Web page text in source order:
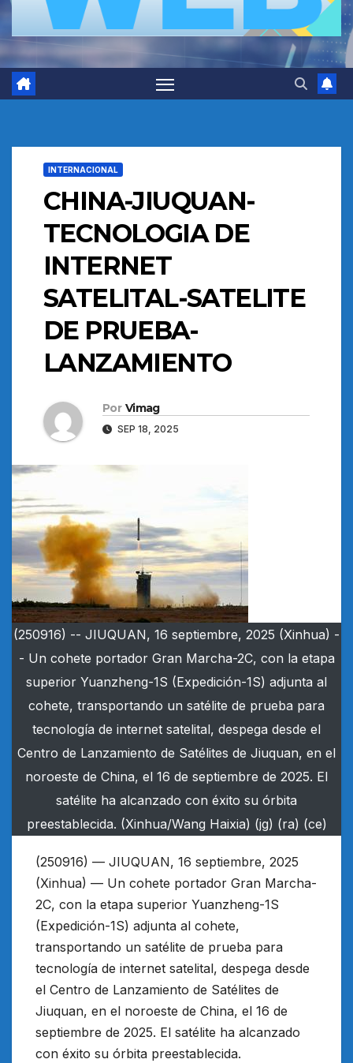
INTERNACIONAL
CHINA-JIUQUAN-
TECNOLOGIA DE
INTERNET
SATELITAL-SATELITE
DE PRUEBA-
LANZAMIENTO
Por Vimag
SEP 18, 2025
(250916) -- JIUQUAN, 16 septiembre, 2025 (Xinhua) -
- Un cohete portador Gran Marcha-2C, con la etapa
superior Yuanzheng-1S (Expedición-1S) adjunta al
cohete, transportando un satélite de prueba para
tecnología de internet satelital, despega desde el
Centro de Lanzamiento de Satélites de Jiuquan, en el
noroeste de China, el 16 de septiembre de 2025. El
satélite ha alcanzado con éxito su órbita
preestablecida. (Xinhua/Wang Haixia) (jg) (ra) (ce)
(250916) — JIUQUAN, 16 septiembre, 2025
(Xinhua) — Un cohete portador Gran Marcha-
2C, con la etapa superior Yuanzheng-1S
(Expedición-1S) adjunta al cohete,
transportando un satélite de prueba para
tecnología de internet satelital, despega desde
el Centro de Lanzamiento de Satélites de
Jiuquan, en el noroeste de China, el 16 de
septiembre de 2025. El satélite ha alcanzado
con éxito su órbita preestablecida.